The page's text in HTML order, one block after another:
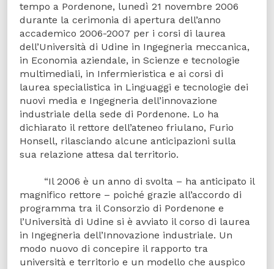
tempo a Pordenone, lunedì 21 novembre 2006
durante la cerimonia di apertura dell’anno
accademico 2006-2007 per i corsi di laurea
dell’Università di Udine in Ingegneria meccanica,
in Economia aziendale, in Scienze e tecnologie
multimediali, in Infermieristica e ai corsi di
laurea specialistica in Linguaggi e tecnologie dei
nuovi media e Ingegneria dell’innovazione
industriale della sede di Pordenone. Lo ha
dichiarato il rettore dell’ateneo friulano, Furio
Honsell, rilasciando alcune anticipazioni sulla
sua relazione attesa dal territorio.
“Il 2006 è un anno di svolta – ha anticipato il
magnifico rettore – poiché grazie all’accordo di
programma tra il Consorzio di Pordenone e
l’Università di Udine si è avviato il corso di laurea
in Ingegneria dell’Innovazione industriale. Un
modo nuovo di concepire il rapporto tra
università e territorio e un modello che auspico